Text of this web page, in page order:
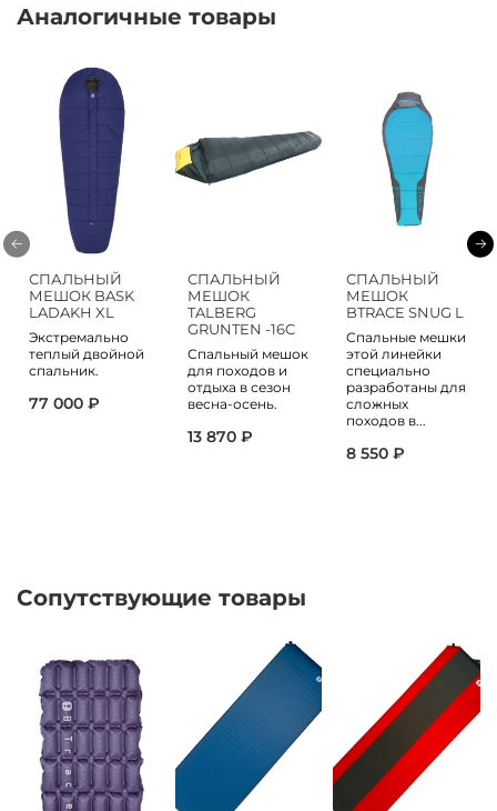
Аналогичные товары
СПАЛЬНЫЙ
МЕШОК BASK
LADAKH XL
Экстремально
теплый двойной
спальник.
77 000 ₽
СПАЛЬНЫЙ
МЕШОК
TALBERG
GRUNTEN -16C
Спальный мешок
для походов и
отдыха в сезон
весна-осень.
13 870 ₽
СПАЛЬНЫЙ
МЕШОК
BTRACE SNUG L
Спальные мешки
этой линейки
специально
разработаны для
сложных
походов в...
8 550 ₽
Сопутствующие товары